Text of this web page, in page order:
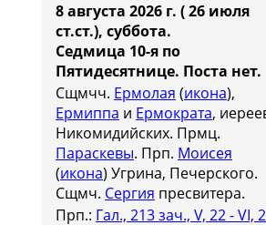
8 августа 2026 г. ( 26 июля
ст.ст.), суббота.
Седмица 10-я по
Пятидесятнице. Поста нет.
Сщмчч. Ермолая (икона),
Ермиппа и Ермократа,
Никомидийских. Прмц.
Параскевы. Прп. Моисея
(икона) Угрина, Печерского.
Сщмч. Сергия пресвитера.
Прп.: Гал., 213 зач., V, 22 - VI,